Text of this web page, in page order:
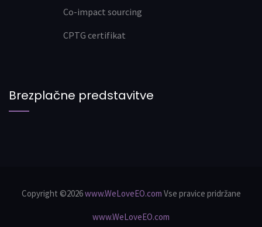
Co-impact sourcing
CPTG certifikat
Brezplačne predstavitve
Copyright ©2026www.WeLoveEO.com Vse pravice pridržane
www.WeLoveEO.com